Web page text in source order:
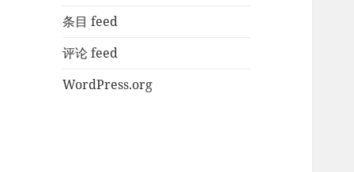
条目 feed
评论 feed
WordPress.org